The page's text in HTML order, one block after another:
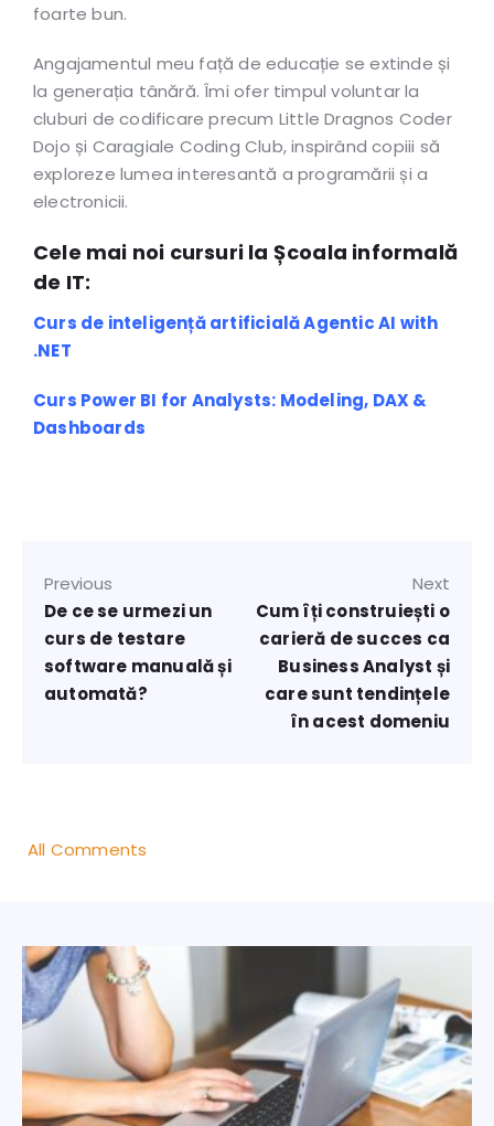
foarte bun.
Angajamentul meu față de educație se extinde și
la generația tânără. Îmi ofer timpul voluntar la
cluburi de codificare precum Little Dragnos Coder
Dojo și Caragiale Coding Club, inspirând copiii să
exploreze lumea interesantă a programării și a
electronicii.
Cele mai noi cursuri la Școala informală
de IT:
Curs de inteligență artificială Agentic AI with
.NET
Curs Power BI for Analysts: Modeling, DAX &
Dashboards
Previous
De ce se urmezi un
curs de testare
software manuală și
automată?
Next
Cum îți construiești o
carieră de succes ca
Business Analyst și
care sunt tendințele
în acest domeniu
All Comments